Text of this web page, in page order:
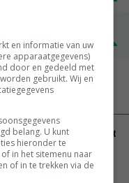
€ 345,00 € 20,00
op Brabants protest
en informatie van uw
apparaatgegevens)
door en gedeeld met
gebruikt. Wij en
belang. U kunt
hieronder te
in het sitemenu naar
of in te trekken via de